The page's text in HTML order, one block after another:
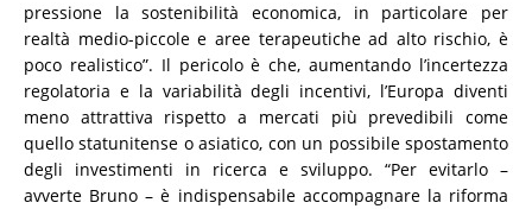
pressione la sostenibilità economica, in particolare per
realtà medio-piccole e aree terapeutiche ad alto rischio, è
poco realistico”. Il pericolo è che, aumentando l’incertezza
regolatoria e la variabilità degli incentivi, l’Europa diventi
meno attrattiva rispetto a mercati più prevedibili come
quello statunitense o asiatico, con un possibile spostamento
degli investimenti in ricerca e sviluppo. “Per evitarlo –
avverte Bruno – è indispensabile accompagnare la riforma